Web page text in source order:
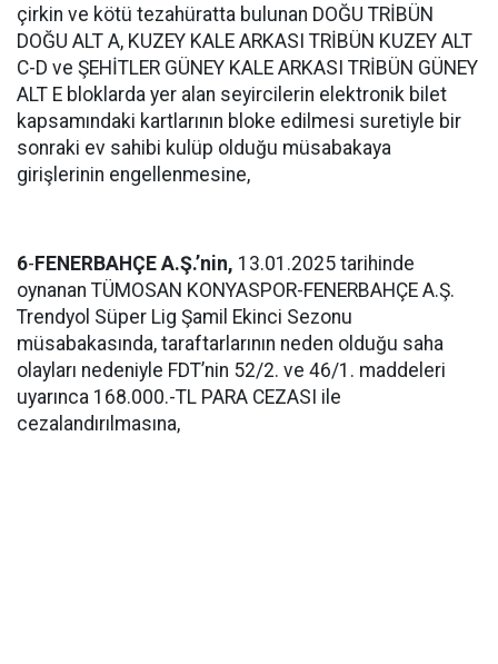
çirkin ve kötü tezahüratta bulunan DOĞU TRİBÜN
DOĞU ALT A, KUZEY KALE ARKASI TRİBÜN KUZEY ALT
C-D ve ŞEHİTLER GÜNEY KALE ARKASI TRİBÜN GÜNEY
ALT E bloklarda yer alan seyircilerin elektronik bilet
kapsamındaki kartlarının bloke edilmesi suretiyle bir
sonraki ev sahibi kulüp olduğu müsabakaya
girişlerinin engellenmesine,
6-FENERBAHÇE A.Ş.’nin, 13.01.2025 tarihinde
oynanan TÜMOSAN KONYASPOR-FENERBAHÇE A.Ş.
Trendyol Süper Lig Şamil Ekinci Sezonu
müsabakasında, taraftarlarının neden olduğu saha
olayları nedeniyle FDT’nin 52/2. ve 46/1. maddeleri
uyarınca 168.000.-TL PARA CEZASI ile
cezalandırılmasına,